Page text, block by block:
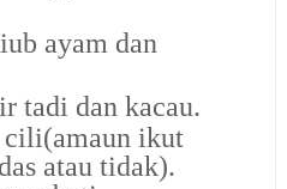
ayam dan
tadi dan kacau.
cili(amaun ikut
atau tidak).